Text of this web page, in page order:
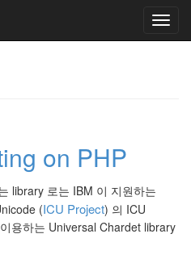
on PHP
library 로는 IBM 이 지원하는
(ICU Project) 의 ICU
용하는 Universal Chardet library